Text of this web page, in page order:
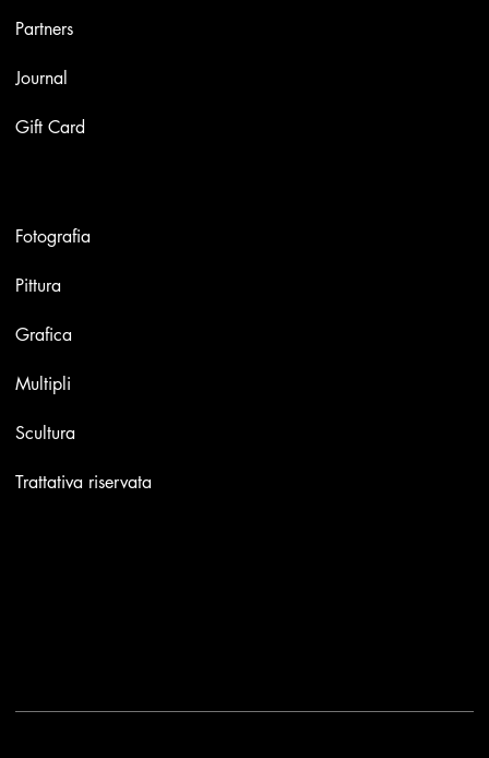
Partners
Journal
Gift Card
Fotografia
Pittura
Grafica
Multipli
Scultura
Trattativa riservata